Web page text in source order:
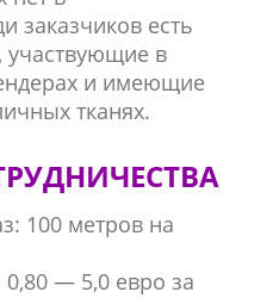
заказчиков есть
участвующие в
и имеющие
тканях.
100 метров на
— 5,0 евро за